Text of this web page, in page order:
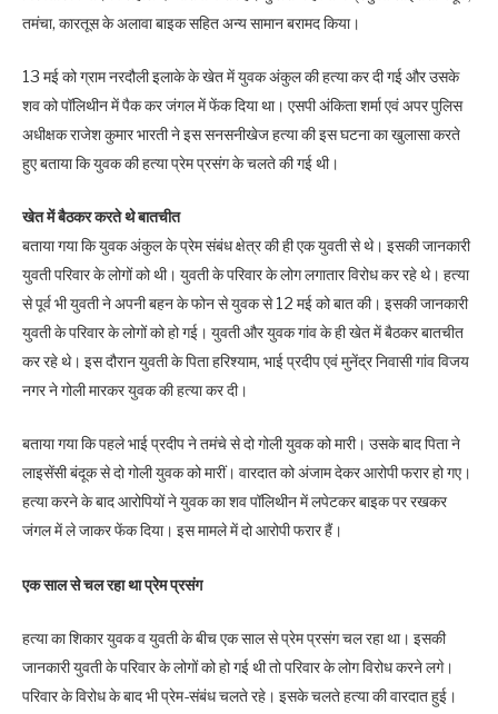
तमंचा, कारतूस के अलावा बाइक सहित अन्य सामान बरामद किया।
13 मई को ग्राम नरदौली इलाके के खेत में युवक अंकुल की हत्या कर दी गई और उसके
शव को पॉलिथीन में पैक कर जंगल में फेंक दिया था। एसपी अंकिता शर्मा एवं अपर पुलिस
अधीक्षक राजेश कुमार भारती ने इस सनसनीखेज हत्या की इस घटना का खुलासा करते
हुए बताया कि युवक की हत्या प्रेम प्रसंग के चलते की गई थी।
खेत में बैठकर करते थे बातचीत
बताया गया कि युवक अंकुल के प्रेम संबंध क्षेत्र की ही एक युवती से थे। इसकी जानकारी
युवती परिवार के लोगों को थी। युवती के परिवार के लोग लगातार विरोध कर रहे थे। हत्या
से पूर्व भी युवती ने अपनी बहन के फोन से युवक से 12 मई को बात की। इसकी जानकारी
युवती के परिवार के लोगों को हो गई। युवती और युवक गांव के ही खेत में बैठकर बातचीत
कर रहे थे। इस दौरान युवती के पिता हरिश्याम, भाई प्रदीप एवं मुनेंद्र निवासी गांव विजय
नगर ने गोली मारकर युवक की हत्या कर दी।
बताया गया कि पहले भाई प्रदीप ने तमंचे से दो गोली युवक को मारी। उसके बाद पिता ने
लाइसेंसी बंदूक से दो गोली युवक को मारीं। वारदात को अंजाम देकर आरोपी फरार हो गए।
हत्या करने के बाद आरोपियों ने युवक का शव पॉलिथीन में लपेटकर बाइक पर रखकर
जंगल में ले जाकर फेंक दिया। इस मामले में दो आरोपी फरार हैं।
एक साल से चल रहा था प्रेम प्रसंग
हत्या का शिकार युवक व युवती के बीच एक साल से प्रेम प्रसंग चल रहा था। इसकी
जानकारी युवती के परिवार के लोगों को हो गई थी तो परिवार के लोग विरोध करने लगे।
परिवार के विरोध के बाद भी प्रेम-संबंध चलते रहे। इसके चलते हत्या की वारदात हुई।